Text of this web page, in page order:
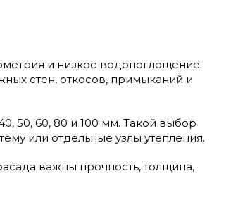
и низкое водопоглощение.
стен, откосов, примыканий и
50, 60, 80 и 100 мм. Такой выбор
или отдельные узлы утепления.
важны прочность, толщина,